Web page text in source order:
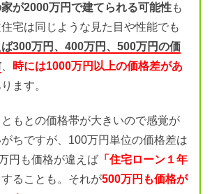
が2000万円で建てられる可能性も
宅は同じような見た目や性能でも
300万円、400万円、500万円の価
時には1000万円以上の価格差があ
ます。
もとの価格帯が大きいので感覚が
ちですが、100万円単位の価格差は
円も価格が違えば 「住宅ローン１年
することも。それが500万円も価格が